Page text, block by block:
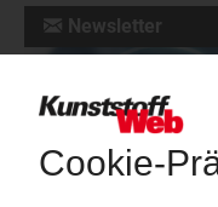
Newsletter